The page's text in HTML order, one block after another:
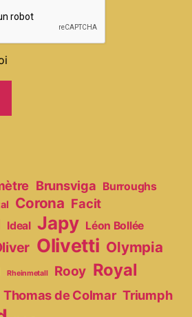
Brunsviga Burroughs
Corona Facit
Ideal Japy Léon Bollée
Olivetti Olympia
Rheinmetall Rooy Royal
Thomas de Colmar Triumph